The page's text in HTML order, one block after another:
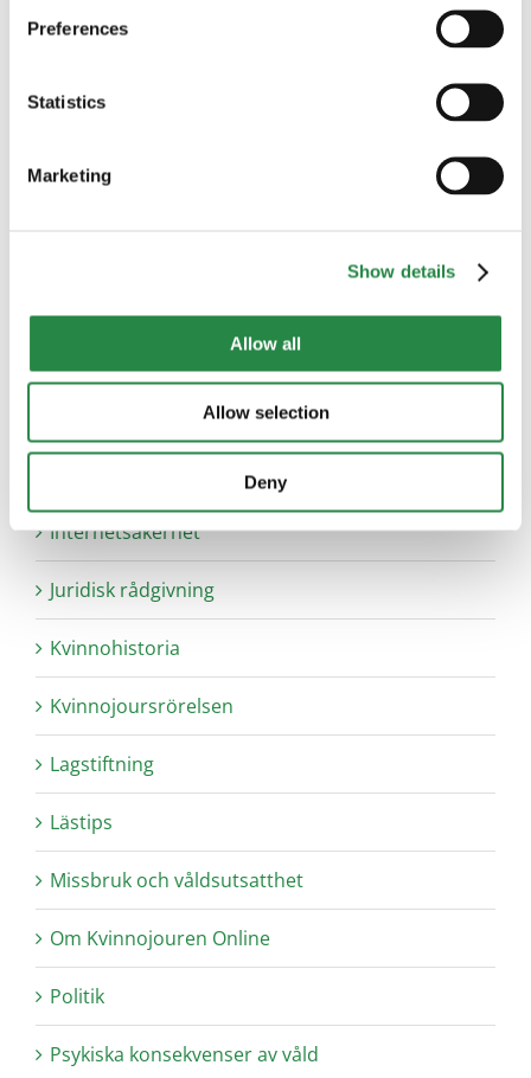
Preferences
Statistics
Marketing
Show details
Allow all
Allow selection
Deny
Ekonomisk hjälp
Hedersrelaterat våld
Internetsäkerhet
Juridisk rådgivning
Kvinnohistoria
Kvinnojoursrörelsen
Lagstiftning
Lästips
Missbruk och våldsutsatthet
Om Kvinnojouren Online
Politik
Psykiska konsekvenser av våld